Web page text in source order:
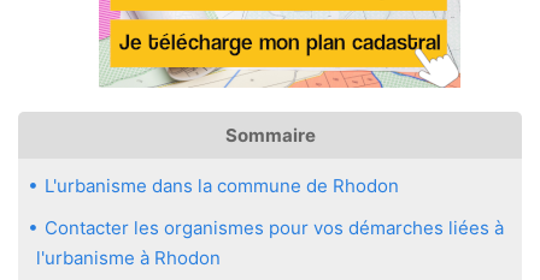
Sommaire
L'urbanisme dans la commune de Rhodon
Contacter les organismes pour vos démarches liées à
l'urbanisme à Rhodon